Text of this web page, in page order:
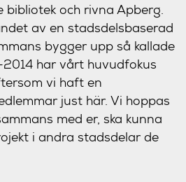
och rivna Apberg.
av en stadsdelsbaserad
bygger upp så kallade
har vårt huvudfokus
vi haft en
just här. Vi hoppas
med er, ska kunna
i andra stadsdelar de